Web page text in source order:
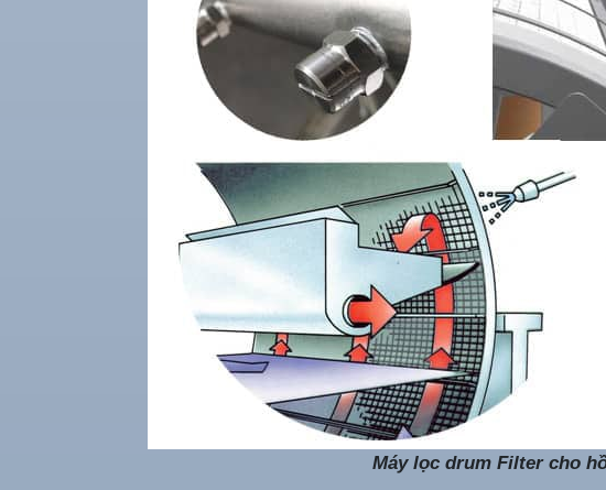
Máy lọc drum Filter cho